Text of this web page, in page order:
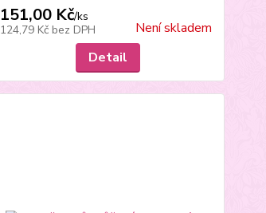
151,00 Kč/ks
124,79 Kč bez DPH
Není skladem
Detail